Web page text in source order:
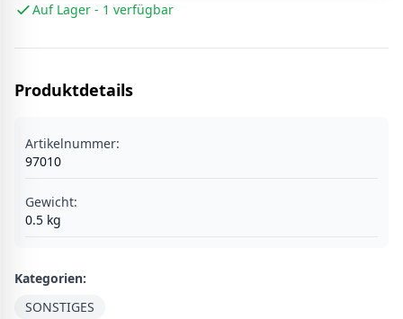
Auf Lager - 1 verfügbar
Produktdetails
Artikelnummer:
97010
Gewicht:
0.5 kg
Kategorien:
SONSTIGES